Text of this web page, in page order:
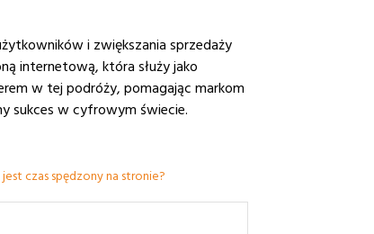
i zwiększania sprzedaży
internetową, która służy jako
w tej podróży, pomagając markom
sukces w cyfrowym świecie.
czas spędzony na stronie?